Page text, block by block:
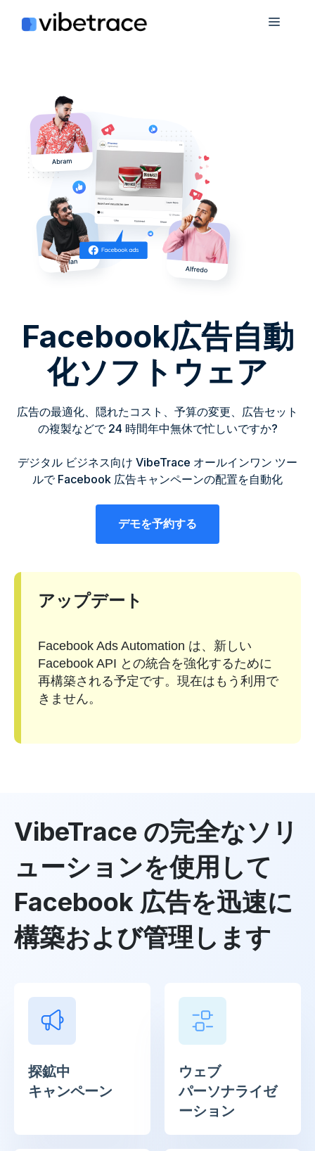
メ
Facebook広告自動
化ソフトウェア
広告の最適化、隠れたコスト、予算の変更、広告セット
の複製などで 24 時間年中無休で忙しいですか?
デジタル ビジネス向け VibeTrace オールインワン ツー
ルで Facebook 広告キャンペーンの配置を自動化
デモを予約する
アップデート
Facebook Ads Automation は、新しい
Facebook API との統合を強化するために
再構築される予定です。現在はもう利用で
きません。
VibeTrace の完全なソリ
ューションを使用して
Facebook 広告を迅速に
構築および管理します
探鉱中
キャンペーン
ウェブ
パーソナライゼ
ーション